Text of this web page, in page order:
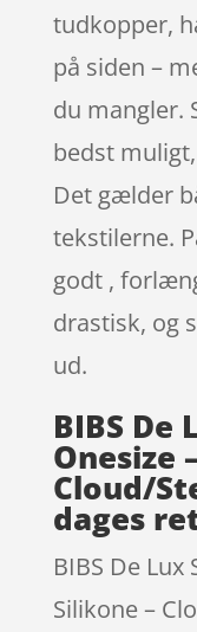
tudkopper,
på siden –
du mangler.
bedst
Det gælder
tekstilerne.
godt ,
drastisk, og
ud.
BIBS De
Onesize
Cloud/
dages
BIBS De Lux
Silikone –